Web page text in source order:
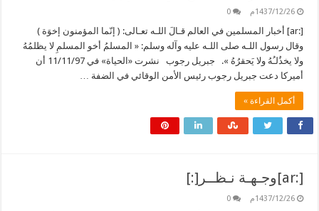
1437/12/26م 0
[:ar] أخبار المسلمين في العالم قـالَ اللـه تعـالى: ( إنّما المؤمنون إخوَة )
وقال رسول اللـه صلى اللـه عليه وآله وسلم: « المسلمُ أخو المسلمِ لا يظلمُهُ
ولا يخذُلـُهُ ولا يَحقرُهُ ». جبريل رجوب نشرت «الحياة» في 11/11/97 أن
أميركا دعت جبريل رجوب رئيس الأمن الوقائي في الضفة …
أكمل القراءة »
[:ar]وجـهـة نـظــر[:]
1437/12/26م 0